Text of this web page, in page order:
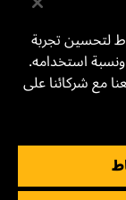
الطباعة
للتواصل معنا
يوتيوب
DAFZA (Dubai
P.O.Box.
لتحسين تجربة
استخدامه.
مع شركائنا على